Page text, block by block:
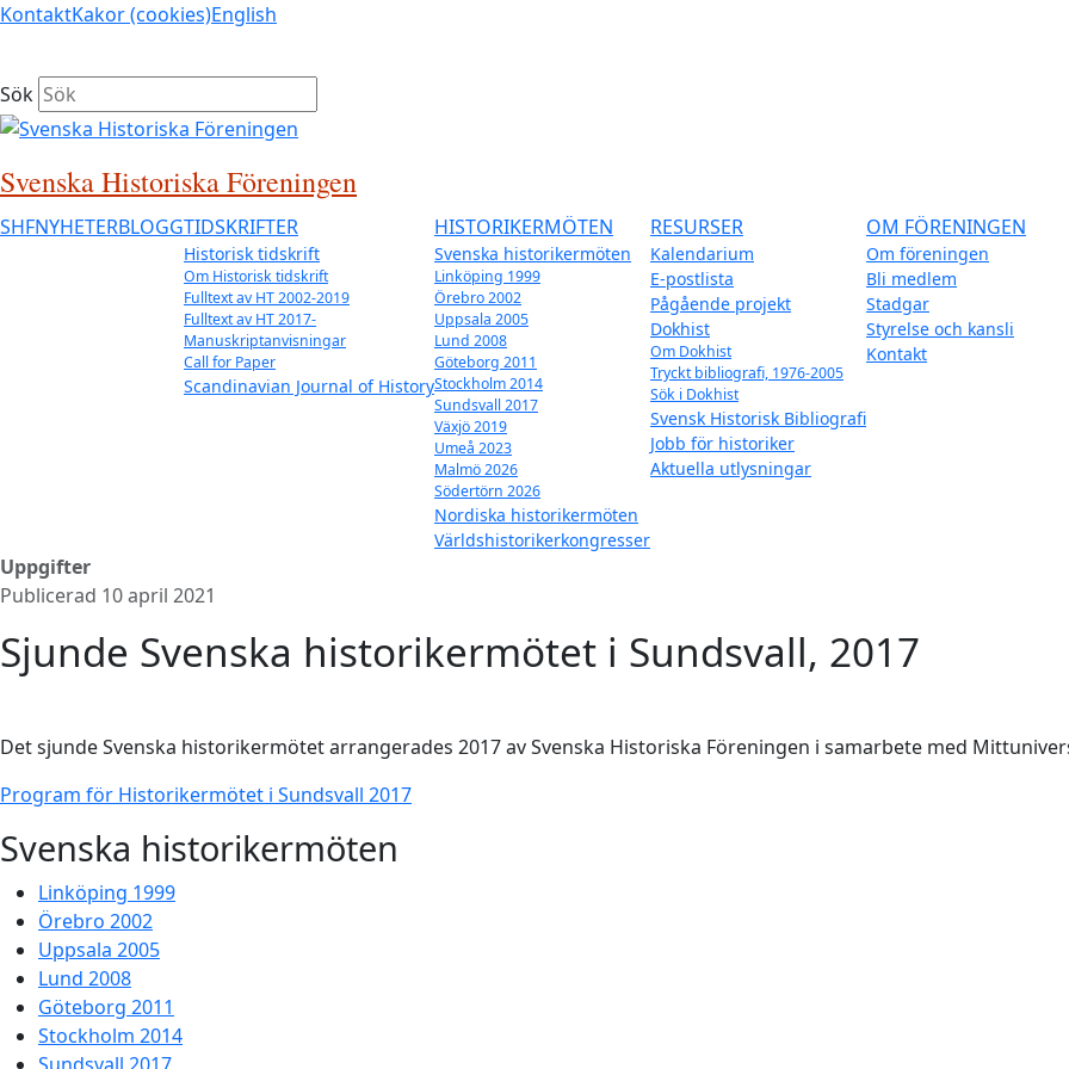
KontaktKakor (cookies)English
Sök
Svenska Historiska Föreningen
SHFNYHETERBLOGGTIDSKRIFTER
Historisk tidskrift
Om Historisk tidskrift
Fulltext av HT 2002-2019
Fulltext av HT 2017-
Manuskriptanvisningar
Call for Paper
Scandinavian Journal of History
HISTORIKERMÖTEN
Svenska historikermöten
Linköping 1999
Örebro 2002
Uppsala 2005
Lund 2008
Göteborg 2011
Stockholm 2014
Sundsvall 2017
Växjö 2019
Umeå 2023
Malmö 2026
Södertörn 2026
Nordiska historikermöten
Världshistorikerkongresser
RESURSER
Kalendarium
E-postlista
Pågående projekt
Dokhist
Om Dokhist
Tryckt bibliografi, 1976-2005
Sök i Dokhist
Svensk Historisk Bibliografi
Jobb för historiker
Aktuella utlysningar
OM FÖRENINGEN
Om föreningen
Bli medlem
Stadgar
Styrelse och kansli
Kontakt
Uppgifter
Publicerad 10 april 2021
Sjunde Svenska historikermötet i Sundsvall, 2017
Det sjunde Svenska historikermötet arrangerades 2017 av Svenska Historiska Föreningen i samarbete med
Program för Historikermötet i Sundsvall 2017
Svenska historikermöten
Linköping 1999
Örebro 2002
Uppsala 2005
Lund 2008
Göteborg 2011
Stockholm 2014